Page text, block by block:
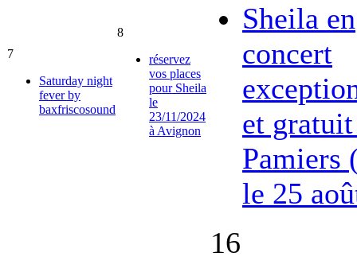
7
Saturday night
fever by
baxfriscosound
8
réservez
vos places
pour Sheila
le
23/11/2024
à Avignon
Sheila en
concert
et
Pamiers
le 25
16